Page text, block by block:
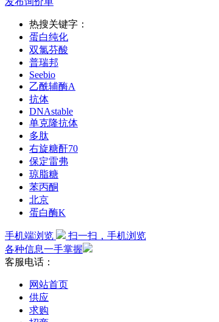
热搜关键字：
蛋白纯化
双氯芬酸
普瑞邦
Seebio
乙酰辅酶A
抗体
DNAstable
单克隆抗体
多肽
右旋糖酐70
保定雷弗
琼脂糖
苯丙酮
北京
蛋白酶K
手机端浏览
扫一扫，手机浏览
各种信息一手掌握
客服电话：
网站首页
供应
求购